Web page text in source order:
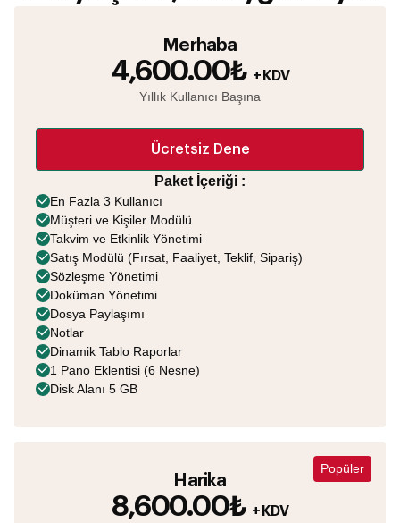
Merhaba
4,600.00₺ + KDV
Yıllık Kullanıcı Başına
Ücretsiz Dene
Paket İçeriği :
En Fazla 3 Kullanıcı
Müşteri ve Kişiler Modülü
Takvim ve Etkinlik Yönetimi
Satış Modülü (Fırsat, Faaliyet, Teklif, Sipariş)
Sözleşme Yönetimi
Doküman Yönetimi
Dosya Paylaşımı
Notlar
Dinamik Tablo Raporlar
1 Pano Eklentisi (6 Nesne)
Disk Alanı 5 GB
Popüler
Harika
8,600.00₺ + KDV